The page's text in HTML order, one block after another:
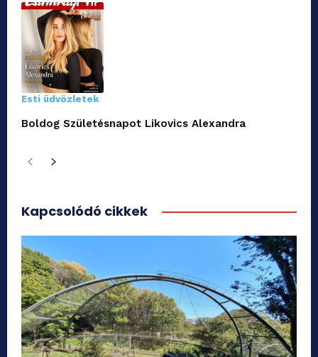
Esti üdvözletek
Boldog Születésnapot Likovics Alexandra
Kapcsolódó cikkek